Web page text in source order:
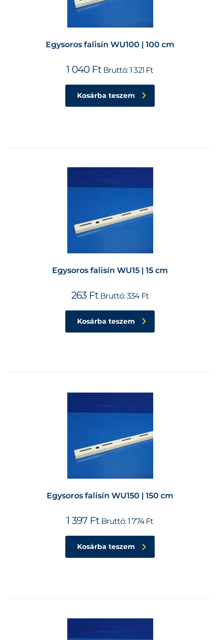
Egysoros falisín WU100 | 100 cm
1 040 Ft Bruttó:1 321 Ft
Kosárba teszem
Egysoros falisín WU15 | 15 cm
263 Ft Bruttó:334 Ft
Kosárba teszem
Egysoros falisín WU150 | 150 cm
1 397 Ft Bruttó:1 774Ft
Kosárba teszem